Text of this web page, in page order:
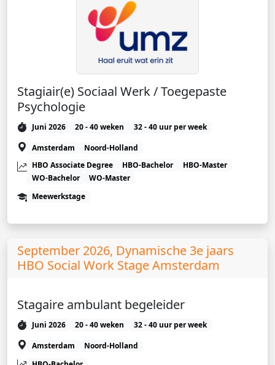
Stagiair(e) Sociaal Werk / Toegepaste
Psychologie
Juni 2026 20 - 40 weken
32 - 40 uur per week
Amsterdam
Noord-Holland
HBO Associate Degree
HBO-Bachelor
HBO-Master
WO-Bachelor
WO-Master
Meewerkstage
September 2026, Dynamische 3e jaars
HBO Social Work Stage Amsterdam
Stagaire ambulant begeleider
Juni 2026 20 - 40 weken
32 - 40 uur per week
Amsterdam
Noord-Holland